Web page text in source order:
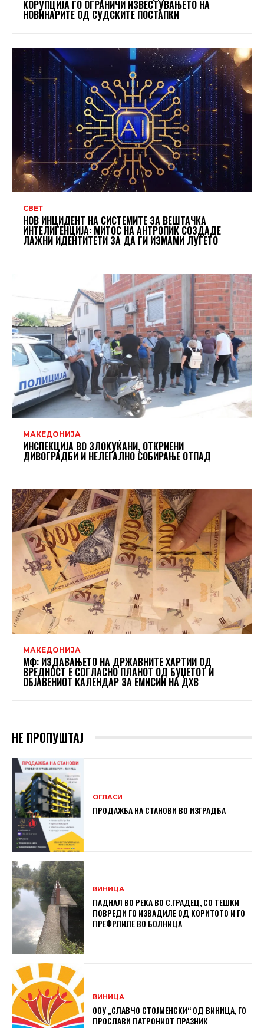
КОРУПЦИЈА ГО ОГРАНИЧИ ИЗВЕСТУВАЊЕТО НА
НОВИНАРИТЕ ОД СУДСКИТЕ ПОСТАПКИ
СВЕТ
НОВ ИНЦИДЕНТ НА СИСТЕМИТЕ ЗА ВЕШТАЧКА
ИНТЕЛИГЕНЦИЈА: МИТОС НА АНТРОПИК СОЗДАДЕ
ЛАЖНИ ИДЕНТИТЕТИ ЗА ДА ГИ ИЗМАМИ ЛУЃЕТО
МАКЕДОНИЈА
ИНСПЕКЦИЈА ВО ЗЛОКУЌАНИ, ОТКРИЕНИ
ДИВОГРАДБИ И НЕЛЕГАЛНО СОБИРАЊЕ ОТПАД
МАКЕДОНИЈА
МФ: ИЗДАВАЊЕТО НА ДРЖАВНИТЕ ХАРТИИ ОД
ВРЕДНОСТ Е СОГЛАСНО ПЛАНОТ ОД БУЏЕТОТ И
ОБЈАВЕНИОТ КАЛЕНДАР ЗА ЕМИСИИ НА ДХВ
НЕ ПРОПУШТАЈ
ОГЛАСИ
ПРОДАЖБА НА СТАНОВИ ВО ИЗГРАДБА
ВИНИЦА
ПАДНАЛ ВО РЕКА ВО С.ГРАДЕЦ, СО ТЕШКИ
ПОВРЕДИ ГО ИЗВАДИЛЕ ОД КОРИТОТО И ГО
ПРЕФРЛИЛЕ ВО БОЛНИЦА
ВИНИЦА
ООУ „СЛАВЧО СТОЈМЕНСКИ“ ОД ВИНИЦА, ГО
ПРОСЛАВИ ПАТРОНИОТ ПРАЗНИК